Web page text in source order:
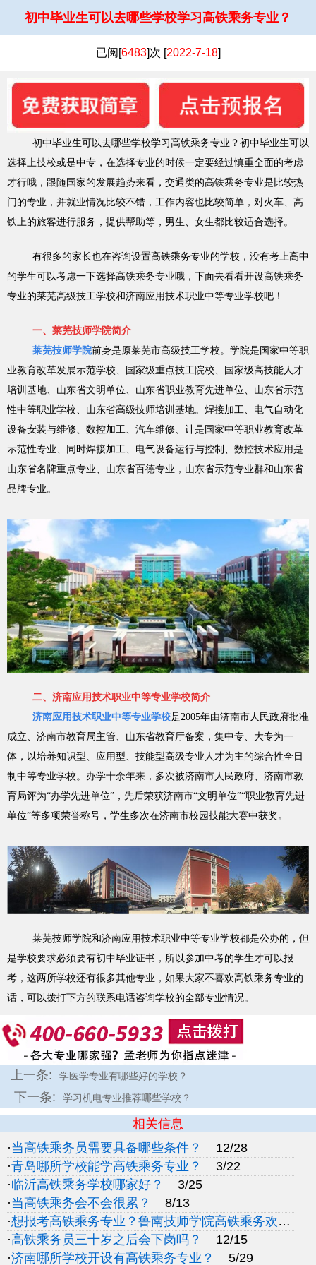
初中毕业生可以去哪些学校学习高铁乘务专业？
已阅[6483]次 [2022-7-18]
初中毕业生可以去哪些学校学习高铁乘务专业？初中毕业生可以
选择上技校或是中专，在选择专业的时候一定要经过慎重全面的考虑
才行哦，跟随国家的发展趋势来看，交通类的高铁乘务专业是比较热
门的专业，并就业情况比较不错，工作内容也比较简单，对火车、高
铁上的旅客进行服务，提供帮助等，男生、女生都比较适合选择。
有很多的家长也在咨询设置高铁乘务专业的学校，没有考上高中
的学生可以考虑一下选择高铁乘务专业哦，下面去看看开设高铁乘务=
专业的莱芜高级技工学校和济南应用技术职业中等专业学校吧！
一、莱芜技师学院简介
莱芜技师学院前身是原莱芜市高级技工学校。学院是国家中等职
业教育改革发展示范学校、国家级重点技工院校、国家级高技能人才
培训基地、山东省文明单位、山东省职业教育先进单位、山东省示范
性中等职业学校、山东省高级技师培训基地。焊接加工、电气自动化
设备安装与维修、数控加工、汽车维修、计是国家中等职业教育改革
示范性专业、同时焊接加工、电气设备运行与控制、数控技术应用是
山东省名牌重点专业、山东省百德专业，山东省示范专业群和山东省
品牌专业。
二、济南应用技术职业中等专业学校简介
济南应用技术职业中等专业学校是2005年由济南市人民政府批准
成立、济南市教育局主管、山东省教育厅备案，集中专、大专为一
体，以培养知识型、应用型、技能型高级专业人才为主的综合性全日
制中等专业学校。办学十余年来，多次被济南市人民政府、济南市教
育局评为“办学先进单位”，先后荣获济南市“文明单位”“职业教育先进
单位”等多项荣誉称号，学生多次在济南市校园技能大赛中获奖。
莱芜技师学院和济南应用技术职业中等专业学校都是公办的，但
是学校要求必须要有初中毕业证书，所以参加中考的学生才可以报
考，这两所学校还有很多其他专业，如果大家不喜欢高铁乘务专业的
话，可以拨打下方的联系电话咨询学校的全部专业情况。
上一条: 学医学专业有哪些好的学校？
下一条: 学习机电专业推荐哪些学校？
相关信息
·当高铁乘务员需要具备哪些条件？
12/28
·青岛哪所学校能学高铁乘务专业？
3/22
·临沂高铁乘务学校哪家好？
3/25
·当高铁乘务会不会很累？
8/13
·想报考高铁乘务专业？鲁南技师学院高铁乘务欢迎你
·高铁乘务员三十岁之后会下岗吗？
12/15
·济南哪所学校开设有高铁乘务专业？ 5/29